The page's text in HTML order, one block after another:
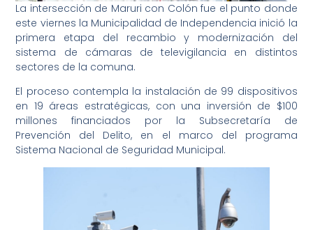
La intersección de Maruri con Colón fue el punto donde
este viernes la Municipalidad de Independencia inició la
primera etapa del recambio y modernización del
sistema de cámaras de televigilancia en distintos
sectores de la comuna.
El proceso contempla la instalación de 99 dispositivos
en 19 áreas estratégicas, con una inversión de $100
millones financiados por la Subsecretaría de
Prevención del Delito, en el marco del programa
Sistema Nacional de Seguridad Municipal.